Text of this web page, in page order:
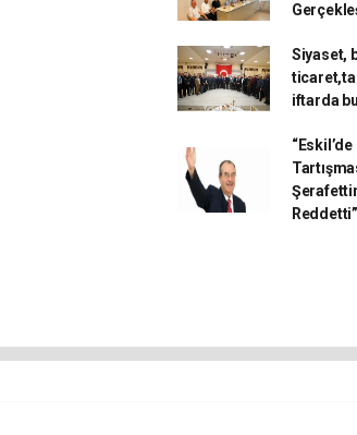
Siyaset,
iftarda
Reddetti”